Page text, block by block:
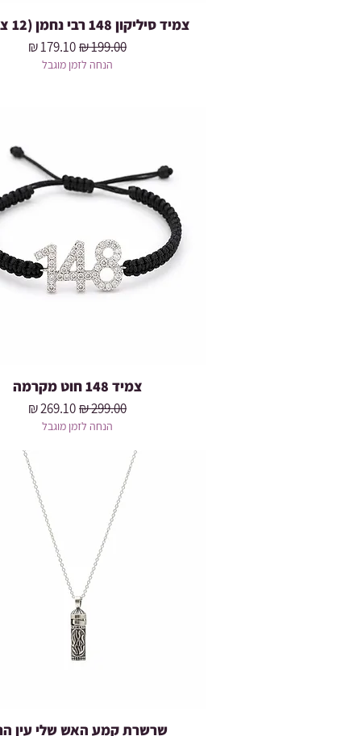
צמיד סיליקון 148 רבי נחמן (12 צבעים)
מחיר רגילמחיר מבצע
הנחה לזמן מוגבל
צמיד 148 חוט מקרמה
מחיר רגילמחיר מבצע
הנחה לזמן מוגבל
שרשרת קמע האש שלי עין